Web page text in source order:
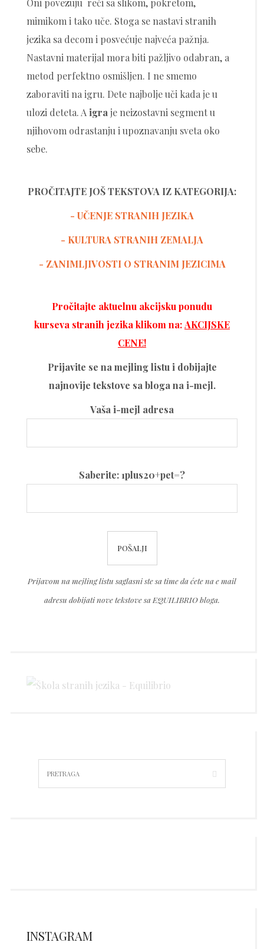
Oni povezuju reči sa slikom, pokretom,
mimikom i tako uče. Stoga se nastavi stranih
jezika sa decom i posvećuje najveća pažnja.
Nastavni materijal mora biti pažljivo odabran, a
metod perfektno osmišljen. I ne smemo
zaboraviti na igru. Dete najbolje uči kada je u
ulozi deteta. A igra je neizostavni segment u
njihovom odrastanju i upoznavanju sveta oko
sebe.
PROČITAJTE JOŠ TEKSTOVA IZ KATEGORIJA:
- UČENJE STRANIH JEZIKA
- KULTURA STRANIH ZEMALJA
- ZANIMLJIVOSTI O STRANIM JEZICIMA
Pročitajte aktuelnu akcijsku ponudu
kurseva stranih jezika klikom na:AKCIJSKE
CENE!
Prijavite se na mejling listu i dobijajte
najnovije tekstove sa bloga na i-mejl.
Vaša i-mejl adresa
leave
Saberite: 1plus20+pet=?
field
empty.
Prijavom na mejling listu saglasni ste sa time da ćete na e mail
adresu dobijati nove tekstove sa EQUILIBRIO bloga.
INSTAGRAM